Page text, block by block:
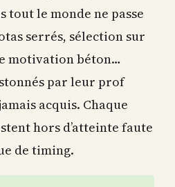
tout le monde ne passe
serrés, sélection sur
motivation béton…
par leur prof
acquis. Chaque
hors d’atteinte faute
de timing.